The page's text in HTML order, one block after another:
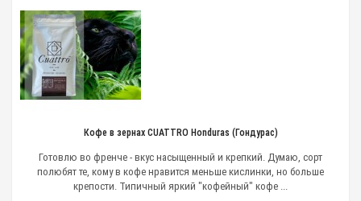
Кофе в зернах CUATTRO Honduras (Гондурас)
Готовлю во френче - вкус насыщенный и крепкий. Думаю, сорт
полюбят те, кому в кофе нравится меньше кислинки, но больше
крепости. Типичный яркий "кофейный" кофе ...